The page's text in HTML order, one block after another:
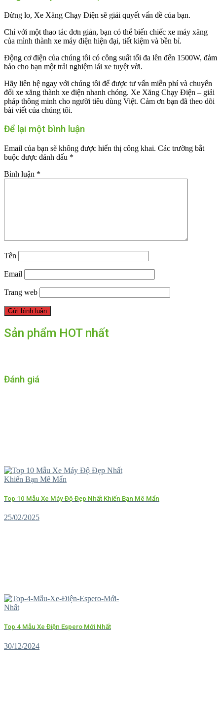
Đừng lo, Xe Xăng Chạy Điện sẽ giải quyết vấn đề của bạn.
Chỉ với một thao tác đơn giản, bạn có thể biến chiếc xe máy xăng
của mình thành xe máy điện hiện đại, tiết kiệm và bền bỉ.
Động cơ điện của chúng tôi có công suất tối đa lên đến 1500W, đảm
bảo cho bạn một trải nghiệm lái xe tuyệt vời.
Hãy liên hệ ngay với chúng tôi để được tư vấn miễn phí và chuyển
đổi xe xăng thành xe điện nhanh chóng. Xe Xăng Chạy Điện – giải
pháp thông minh cho người tiêu dùng Việt. Cảm ơn bạn đã theo dõi
bài viết của chúng tôi.
Để lại một bình luận
Email của bạn sẽ không được hiển thị công khai. Các trường bắt
buộc được đánh dấu *
Bình luận *
Tên
Email
Trang web
Sản phẩm HOT nhất
Đánh giá
Top 10 Mẫu Xe Máy Độ Đẹp Nhất Khiến Bạn Mê Mẩn
25/02/2025
Top 4 Mẫu Xe Điện Espero Mới Nhất
30/12/2024